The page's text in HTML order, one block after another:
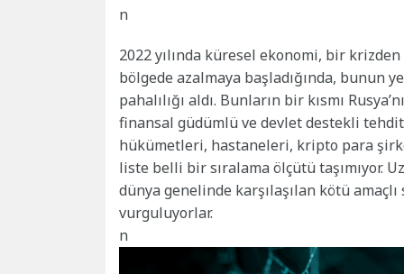
n
2022 yılında küresel ekonomi, bir
bölgede azalmaya başladığında, bunun
pahalılığı aldı. Bunların bir kısmı
finansal güdümlü ve devlet destekli
hükümetleri, hastaneleri, kripto para
liste belli bir sıralama ölçütü taşımıyor.
dünya genelinde karşılaşılan kötü
vurguluyorlar.
n